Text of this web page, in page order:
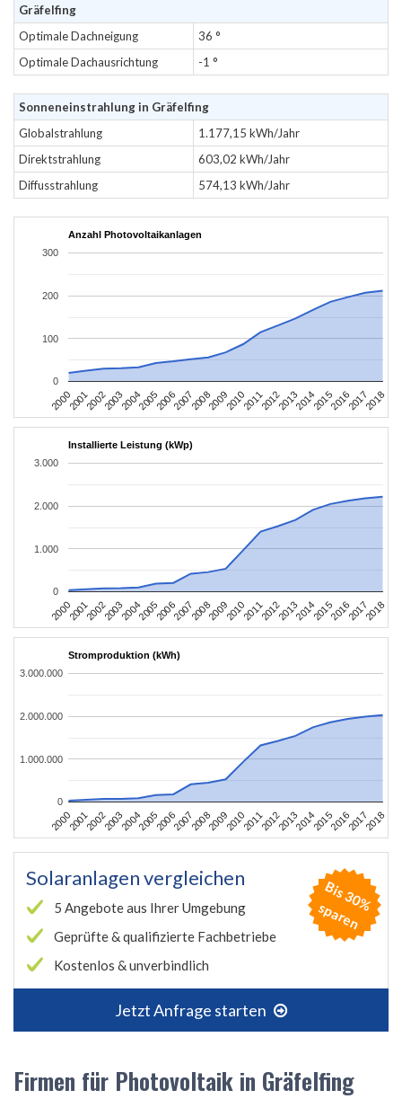
Gräfelfing
Optimale Dachneigung
36 °
Optimale Dachausrichtung
-1 °
Sonneneinstrahlung in Gräfelfing
Globalstrahlung
1.177,15 kWh/Jahr
Direktstrahlung
603,02 kWh/Jahr
Diffusstrahlung
574,13 kWh/Jahr
Anzahl Photovoltaikanlagen
2000200120022003200420052006200720082009201020112012201320142015201620172018
0
100
200
300
Installierte Leistung (kWp)
2000200120022003200420052006200720082009201020112012201320142015201620172018
0
1.000
2.000
3.000
Stromproduktion (kWh)
2000200120022003200420052006200720082009201020112012201320142015201620172018
0
1.000.000
2.000.000
3.000.000
Solaranlagen vergleichen
5 Angebote aus Ihrer Umgebung
Geprüfte & qualifizierte Fachbetriebe
Kostenlos & unverbindlich
Jetzt Anfrage starten
B
is
3
0
%
s
p
a
r
e
n
Firmen für Photovoltaik in Gräfelfing